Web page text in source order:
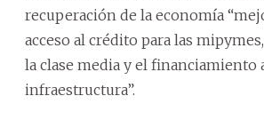
recuperación de la economía
acceso al crédito para las
la clase media y el financiamiento
infraestructura”.